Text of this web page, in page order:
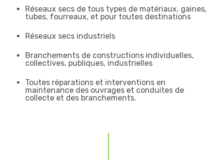
Réseaux secs de tous types de matériaux, gaines,
tubes, fourreaux, et pour toutes destinations
Réseaux secs industriels
Branchements de constructions individuelles,
collectives, publiques, industrielles
Toutes réparations et interventions en
maintenance des ouvrages et conduites de
collecte et des branchements.